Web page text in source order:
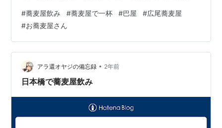
のかかったのが調剤薬局。 私がいつもお世話になってい
る薬局は、ご近所さんで融通もききますし（処方箋を出
しておいて、あとで来ます、もよくやります）そこまで
待たないのですが、30分以上待ちました。 そんなこんな
で暗くなってしまい、そこから母と一緒に実家に帰り、
お薬をお薬タッパに分けて・・・ 夕方には帰…
#蕎麦屋飲み #蕎麦屋で一杯 #巴屋 #広尾蕎麦屋
#お蕎麦屋さん
アラ還オヤジの備忘録 • 2年前
日本橋で蕎麦屋飲み